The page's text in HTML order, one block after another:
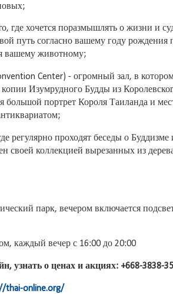
где хочется поразмышлять о жизни и
путь согласно вашему году рождения
вашему животному;
Center) - огромный зал, в
Изумрудного Будды из
большой портрет Короля Таиланда и
регулярно проходят беседы о Буддизме
своей коллекцией вырезанных из
парк, вечером включается
каждый вечер с 16:00 до 20:00
узнать о ценах и акциях: +668-3838-
thai-online.org/